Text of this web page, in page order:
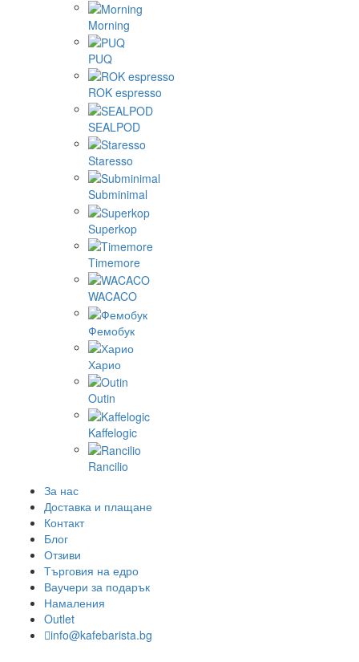
Morning
PUQ
ROK espresso
SEALPOD
Staresso
Subminimal
Superkop
Timemore
WACACO
Фемобук
Харио
Outin
Kaffelogic
Rancilio
За нас
Доставка и плащане
Контакт
Блог
Отзиви
Търговия на едро
Ваучери за подарък
Намаления
Outlet
info@kafebarista.bg